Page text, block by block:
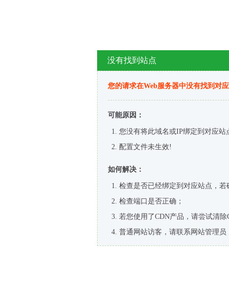
没有找到站点
您的请求在Web服务器中没有找到对
可能原因：
您没有将此域名或IP绑定到对应站
配置文件未生效!
如何解决：
检查是否已经绑定到对应站点，
检查端口是否正确；
若您使用了CDN产品，请尝试清除
普通网站访客，请联系网站管理员